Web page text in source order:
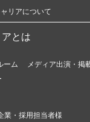
リアについて
とは
ーム
メディア出演・掲
業・採用担当者様